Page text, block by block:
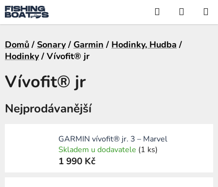
Přejít
na
obsah
Hledat
KOŠÍK
Domů / Sonary / Garmin / Hodinky, Hudba /
Hodinky / Vívofit® jr
Vívofit® jr
Nejprodávanější
GARMIN vívofit® jr. 3 – Marvel
Skladem u dodavatele (1 ks)
1 990 Kč